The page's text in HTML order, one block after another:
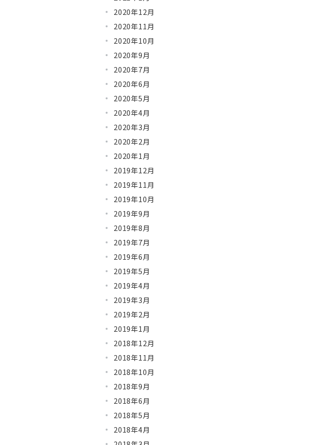
2020年12月
2020年11月
2020年10月
2020年9月
2020年7月
2020年6月
2020年5月
2020年4月
2020年3月
2020年2月
2020年1月
2019年12月
2019年11月
2019年10月
2019年9月
2019年8月
2019年7月
2019年6月
2019年5月
2019年4月
2019年3月
2019年2月
2019年1月
2018年12月
2018年11月
2018年10月
2018年9月
2018年6月
2018年5月
2018年4月